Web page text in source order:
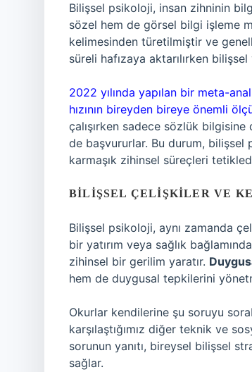
Bilişsel psikoloji, insan zihninin
sözel hem de görsel bilgi işleme
kelimesinden türetilmiştir ve
süreli hafızaya aktarılırken
2022 yılında yapılan bir meta-
hızının bireyden bireye önemli
çalışırken sadece sözlük
de başvururlar. Bu durum, bilişsel
karmaşık zihinsel süreçleri
BILIŞSEL ÇELIŞKILER VE
Bilişsel psikoloji, aynı zamanda
bir yatırım veya sağlık
zihinsel bir gerilim yaratır.
hem de duygusal tepkilerini
Okurlar kendilerine şu soruyu
karşılaştığımız diğer teknik ve
sorunun yanıtı, bireysel bilişsel
sağlar.